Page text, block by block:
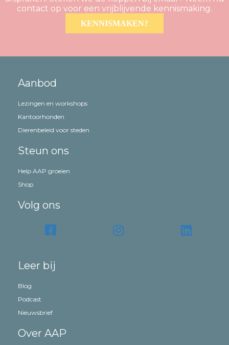
contact op voor een vrijblijvende kennismaking.
KENNISMAKEN?
Aanbod
Lezingen en workshops
Kantoorhonden
Dierenbeleid voor steden
Steun ons
Help AAP groeien
Shop
Volg ons
Leer bij
Blog
Podcast
Nieuwsbrief
Over AAP